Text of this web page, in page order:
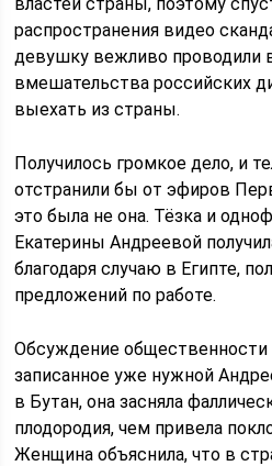
распространения видео
девушку вежливо проводили
вмешательства российских
выехать из страны.
Получилось громкое дело, и
отстранили бы от эфиров
это была не она. Тёзка и
Екатерины Андреевой
благодаря случаю в Египте,
предложений по работе.
Обсуждение общественности
записанное уже нужной
в Бутан, она засняла
плодородия, чем привела
Женщина объяснила, что в